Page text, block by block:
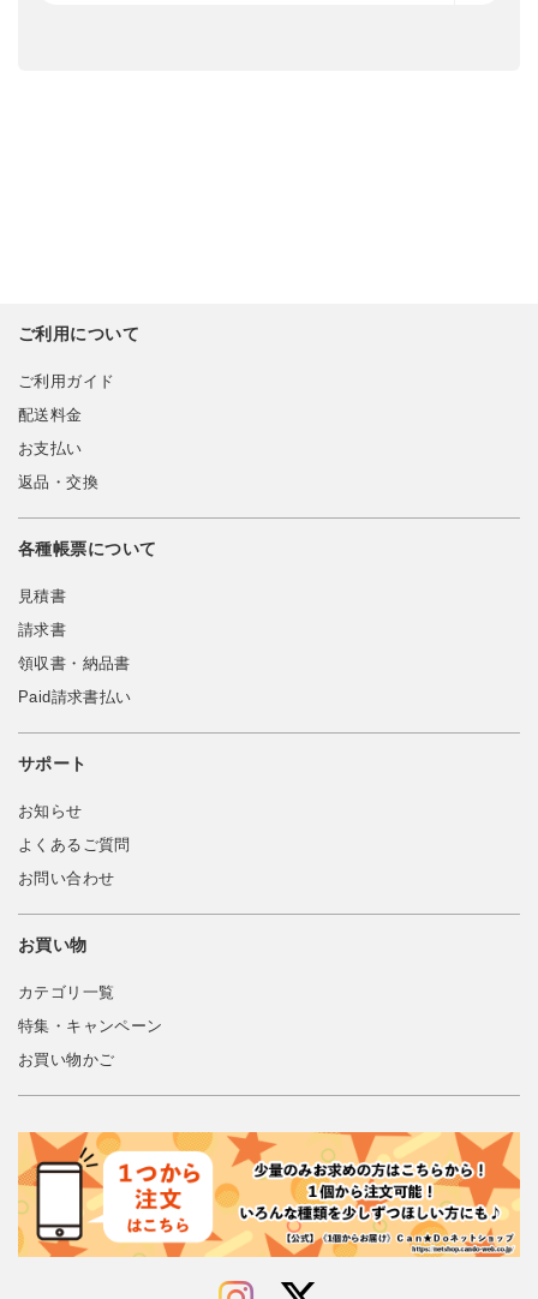
ご利用について
ご利用ガイド
配送料金
お支払い
返品・交換
各種帳票について
見積書
請求書
領収書・納品書
Paid請求書払い
サポート
お知らせ
よくあるご質問
お問い合わせ
お買い物
カテゴリ一覧
特集・キャンペーン
お買い物かご